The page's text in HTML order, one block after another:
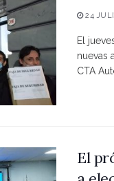
24
El
nuevas
CTA
El